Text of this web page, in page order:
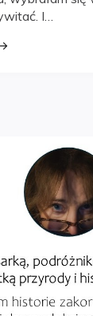
I…